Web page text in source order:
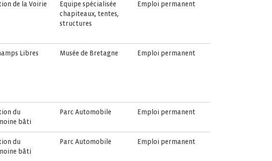
de la Voirie
Equipe spécialisée
chapiteaux, tentes,
structures
Emploi permanent
Libres Musée de Bretagne Emploi permanent
du
bâti
Parc Automobile Emploi permanent
du
bâti
Parc Automobile Emploi permanent